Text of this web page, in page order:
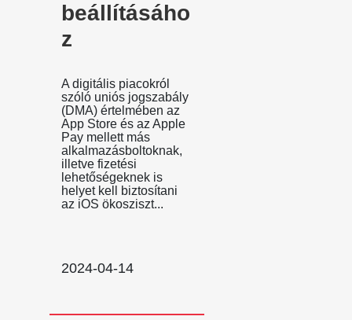
beállításáho
z
A digitális piacokról
szóló uniós jogszabály
(DMA) értelmében az
App Store és az Apple
Pay mellett más
alkalmazásboltoknak,
illetve fizetési
lehetőségeknek is
helyet kell biztosítani
az iOS ökosziszt...
2024-04-14